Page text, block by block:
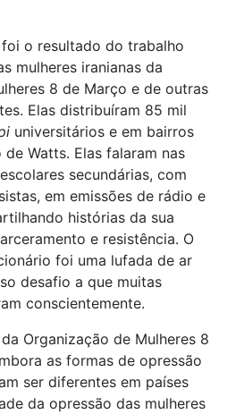
o resultado do trabalho
mulheres iranianas da
8 de Março e de outras
Elas distribuíram 85 mil
universitários e em bairros
Watts. Elas falaram nas
secundárias, com
em emissões de rádio e
histórias da sua
e resistência. O
foi uma lufada de ar
desafio a que muitas
conscientemente.
Organização de Mulheres 8
as formas de opressão
ser diferentes em países
da opressão das mulheres